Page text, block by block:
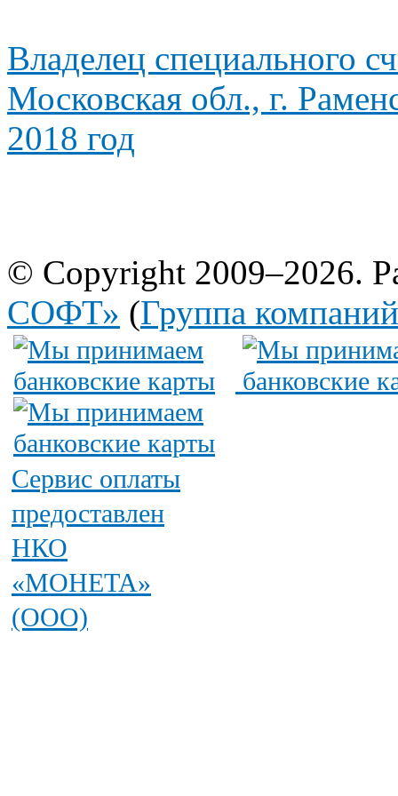
Владелец специального
Московская обл., г.
2018 год
© Copyright 2009–2026.
СОФТ» (Группа
Сервис оплаты
предоставлен
НКО
«МОНЕТА»
(ООО)